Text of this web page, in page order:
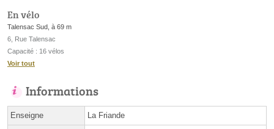
En vélo
Talensac Sud, à 69 m
6, Rue Talensac
Capacité : 16 vélos
Voir tout
Informations
Enseigne La Friande